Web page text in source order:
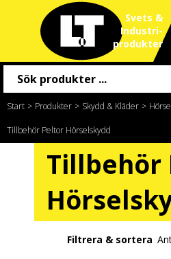
Svets &
Industri
produkter
Start / Produkter / Skydd & Kläder /
Tillbehör Peltor Hörselskydd
Tillbehör
Filtrera & sortera